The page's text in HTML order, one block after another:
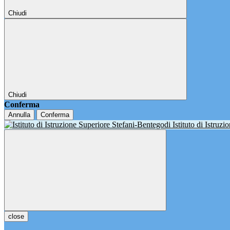
Chiudi
Chiudi
Conferma
Annulla Conferma
Istituto di
close